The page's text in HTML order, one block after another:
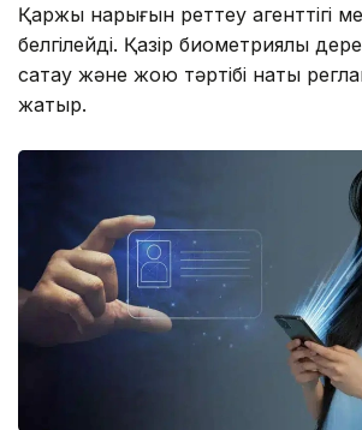
Қаржы нарығын реттеу агенттігі
белгілейді. Қазір биометриялық
сақтау және жою тәртібі нақты
жатыр.